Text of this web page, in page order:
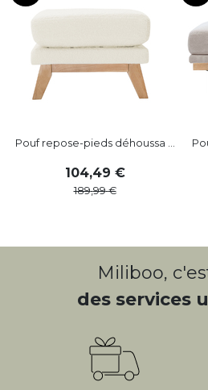
Pouf repose-pieds déhoussa ...
104,49
189,99
Miliboo,
des services